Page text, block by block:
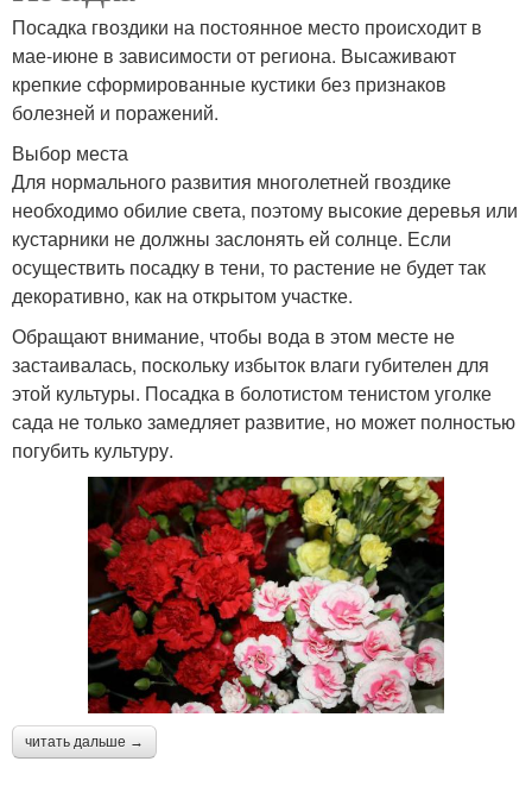
Посадка гвоздики на постоянное место происходит в
мае-июне в зависимости от региона. Высаживают
крепкие сформированные кустики без признаков
болезней и поражений.
Выбор места
Для нормального развития многолетней гвоздике
необходимо обилие света, поэтому высокие деревья или
кустарники не должны заслонять ей солнце. Если
осуществить посадку в тени, то растение не будет так
декоративно, как на открытом участке.
Обращают внимание, чтобы вода в этом месте не
застаивалась, поскольку избыток влаги губителен для
этой культуры. Посадка в болотистом тенистом уголке
сада не только замедляет развитие, но может полностью
погубить культуру.
читать дальше →